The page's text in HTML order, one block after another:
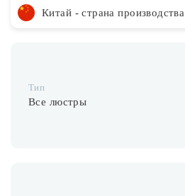
Китай - страна производства
Тип
Все люстры